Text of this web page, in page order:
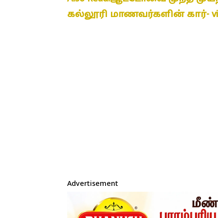
கல்லூரி மாணவர்களின் கார்-
Advertisement